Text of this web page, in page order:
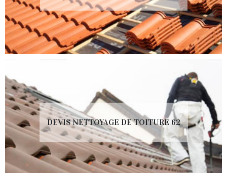
DEVIS NETTOYAGE DE TOITURE 62